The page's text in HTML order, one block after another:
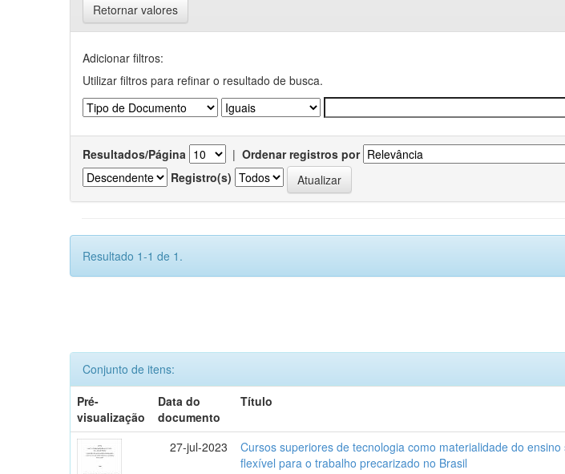
Retornar valores
Adicionar filtros:
Utilizar filtros para refinar o resultado de busca.
Resultados/Página | Ordenar registros por
Registro(s)
Resultado 1-1 de 1.
Conjunto de itens:
Pré-
visualização
Data do
documento
Título
27-jul-2023
Cursos superiores de tecnologia como materialidade do
flexível para o trabalho precarizado no Brasil